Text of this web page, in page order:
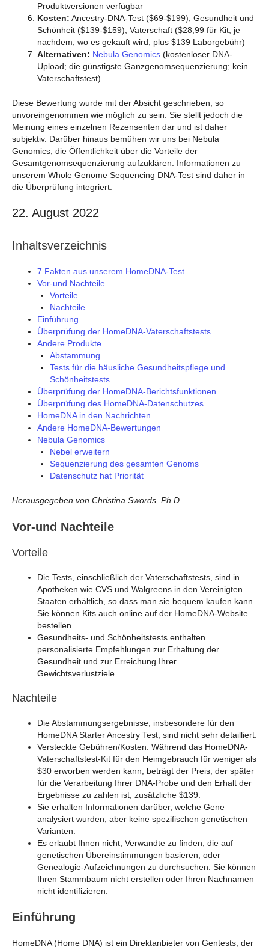
Produktversionen verfügbar
Kosten: Ancestry-DNA-Test ($69-$199), Gesundheit und
Schönheit ($139-$159), Vaterschaft ($28,99 für Kit, je
nachdem, wo es gekauft wird, plus $139 Laborgebühr)
Alternativen: Nebula Genomics (kostenloser DNA-
Upload; die günstigste Ganzgenomsequenzierung; kein
Vaterschaftstest)
Diese Bewertung wurde mit der Absicht geschrieben, so
unvoreingenommen wie möglich zu sein. Sie stellt jedoch die
Meinung eines einzelnen Rezensenten dar und ist daher
subjektiv. Darüber hinaus bemühen wir uns bei Nebula
Genomics, die Öffentlichkeit über die Vorteile der
Gesamtgenomsequenzierung aufzuklären. Informationen zu
unserem Whole Genome Sequencing DNA-Test sind daher in
die Überprüfung integriert.
22. August 2022
Inhaltsverzeichnis
7 Fakten aus unserem HomeDNA-Test
Vor-und Nachteile
Vorteile
Nachteile
Einführung
Überprüfung der HomeDNA-Vaterschaftstests
Andere Produkte
Abstammung
Tests für die häusliche Gesundheitspflege und
Schönheitstests
Überprüfung der HomeDNA-Berichtsfunktionen
Überprüfung des HomeDNA-Datenschutzes
HomeDNA in den Nachrichten
Andere HomeDNA-Bewertungen
Nebula Genomics
Nebel erweitern
Sequenzierung des gesamten Genoms
Datenschutz hat Priorität
Herausgegeben von Christina Swords, Ph.D.
Vor-und Nachteile
Vorteile
Die Tests, einschließlich der Vaterschaftstests, sind in
Apotheken wie CVS und Walgreens in den Vereinigten
Staaten erhältlich, so dass man sie bequem kaufen kann.
Sie können Kits auch online auf der HomeDNA-Website
bestellen.
Gesundheits- und Schönheitstests enthalten
personalisierte Empfehlungen zur Erhaltung der
Gesundheit und zur Erreichung Ihrer
Gewichtsverlustziele.
Nachteile
Die Abstammungsergebnisse, insbesondere für den
HomeDNA Starter Ancestry Test, sind nicht sehr detailliert.
Versteckte Gebühren/Kosten: Während das HomeDNA-
Vaterschaftstest-Kit für den Heimgebrauch für weniger als
$30 erworben werden kann, beträgt der Preis, der später
für die Verarbeitung Ihrer DNA-Probe und den Erhalt der
Ergebnisse zu zahlen ist, zusätzliche $139.
Sie erhalten Informationen darüber, welche Gene
analysiert wurden, aber keine spezifischen genetischen
Varianten.
Es erlaubt Ihnen nicht, Verwandte zu finden, die auf
genetischen Übereinstimmungen basieren, oder
Genealogie-Aufzeichnungen zu durchsuchen. Sie können
Ihren Stammbaum nicht erstellen oder Ihren Nachnamen
nicht identifizieren.
Einführung
HomeDNA (Home DNA) ist ein Direktanbieter von Gentests, der